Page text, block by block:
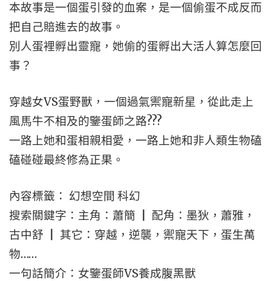
本故事是一個蛋引發的血案，是一個偷蛋不成反而
把自己賠進去的故事。
別人蛋裡孵出靈寵，她偷的蛋孵出大活人算怎麼回
事？
穿越女VS蛋野獸，一個過氣禦寵新星，從此走上
風馬牛不相及的鑒蛋師之路???
一路上她和蛋相親相愛，一路上她和非人類生物磕
磕碰碰最終修為正果。
內容標籤： 幻想空間 科幻
搜索關鍵字：主角：蕭簡 ┃ 配角：墨狄，蕭雅，
古中舒 ┃ 其它：穿越，逆襲，禦寵天下，蛋生萬
物……
一句話簡介：女鑒蛋師VS養成腹黑獸